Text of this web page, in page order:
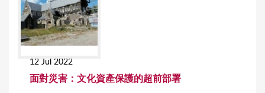
12 Jul 2022
面對災害：文化資產保護的超前部署